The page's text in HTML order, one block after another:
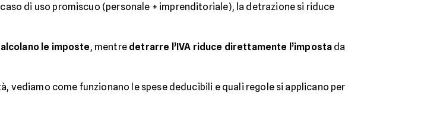
di uso promiscuo (personale + imprenditoriale), la detrazione si riduce
le imposte, mentre detrarre l’IVA riduce direttamente l’imposta da
come funzionano le spese deducibili e quali regole si applicano per